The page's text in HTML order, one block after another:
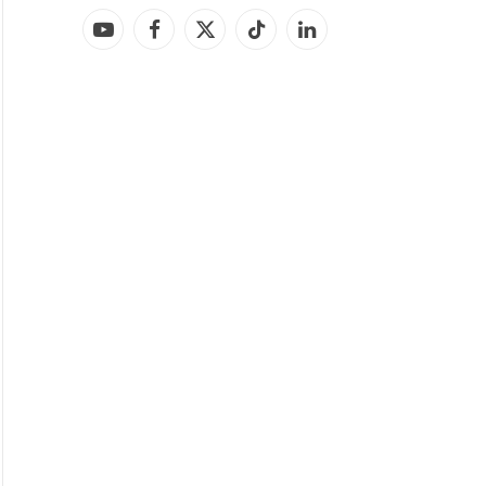
YouTubeFacebook
X
TikTok LinkedIn